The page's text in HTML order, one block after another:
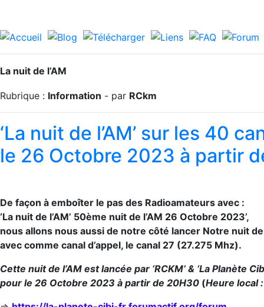
La nuit de l’AM
Rubrique : Information - par RCkm
‘La nuit de l’AM’ sur les 40
le 26 Octobre 2023 à partir
De façon à emboîter le pas des Radioamateurs avec :
‘La nuit de l’AM’ 50ème nuit de l’AM 26 Octobre 2023’,
nous allons nous aussi de notre côté lancer Notre nuit de
avec comme canal d’appel, le canal 27 (27.275 Mhz).
Cette nuit de l’AM est lancée par ‘RCKM’ & ‘La Planète
pour le 26 Octobre 2023 à partir de 20H30 (Heure local